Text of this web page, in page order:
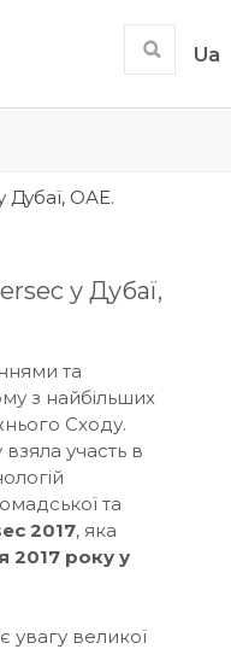
Ua
Дубаї, ОАЕ.
у Дубаї,
та
з найбільших
Сходу.
участь в
та
2017, яка
2017 року у
великої